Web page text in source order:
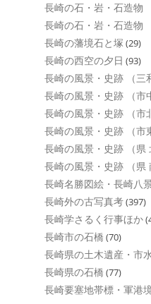
長崎の石・岩・石造物
長崎の石・岩・石造物
長崎の藩境石と塚 (29)
長崎の西空の夕日 (93)
長崎の風景・史跡 （三
長崎の風景・史跡 （市
長崎の風景・史跡 （市
長崎の風景・史跡 （市
長崎の風景・史跡 （県
長崎の風景・史跡 （県
長崎名勝図絵・長崎八
長崎外の古写真考(397)
長崎学さるく行事ほか
長崎市の石橋 (70)
長崎県の土木遺産・市
長崎県の石橋 (77)
長崎要塞地帯標・軍港